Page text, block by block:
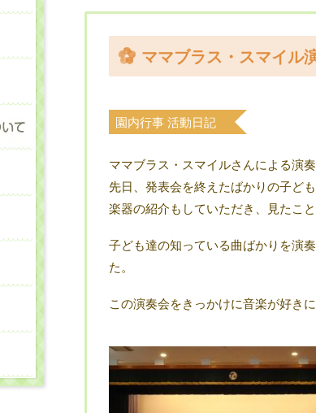
ママブラス・スマイル
園内行事 活動日記
ママブラス・スマイルさんによる演
先日、発表会を終えたばかりの子ど
楽器の紹介もしていただき、見たこ
子ども達の知っている曲ばかりを演
た。
この演奏会をきっかけに音楽が好き
満３歳児入園について
課外教室
活動日記
アクセス